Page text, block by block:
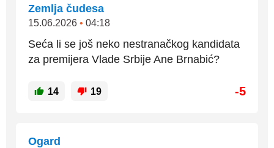
Zemlja čudesa
15.06.2026 • 04:18
Seća li se još neko nestranačkog kandidata
za premijera Vlade Srbije Ane Brnabić?
14 19 -5
Ogard